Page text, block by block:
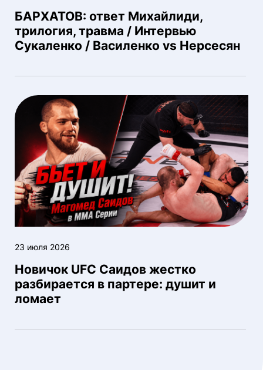
БАРХАТОВ: ответ Михайлиди,
трилогия, травма / Интервью
Сукаленко / Василенко vs Нерсесян
23 июля 2026
Новичок UFC Саидов жестко
разбирается в партере: душит и
ломает